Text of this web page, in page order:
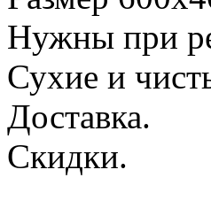
Нужны при
Сухие и
Доставка.
Скидки.